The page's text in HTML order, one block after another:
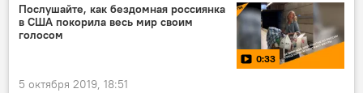
Послушайте, как бездомная россиянка
в США покорила весь мир своим
голосом
0:33
5 октября 2019, 18:51